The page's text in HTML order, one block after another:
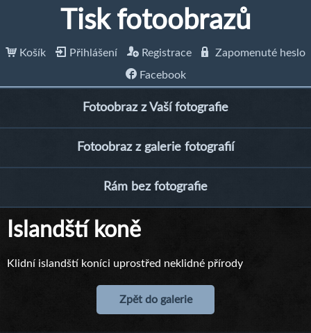
Tisk fotoobrazů
Košík Přihlášení Registrace
Zapomenuté heslo
Facebook
Fotoobraz z Vaší fotografie
Fotoobraz z galerie fotografií
Rám bez fotografie
Islandští koně
Klidní islandští koníci uprostřed neklidné přírody
Zpět do galerie